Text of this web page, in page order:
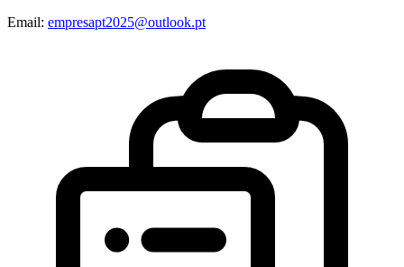
Email: empresapt2025@outlook.pt